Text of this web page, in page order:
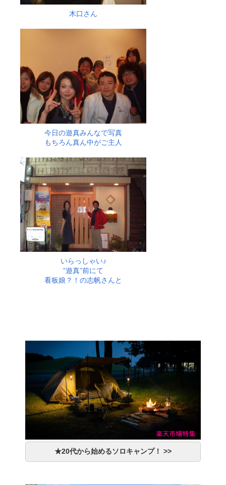
木口さん
今日の遊真みんなで写真
もちろん真ん中がご主人
いらっしゃい♪
”遊真”前にて
看板娘？！の志帆さんと
★20代から始めるソロキャンプ！ >>